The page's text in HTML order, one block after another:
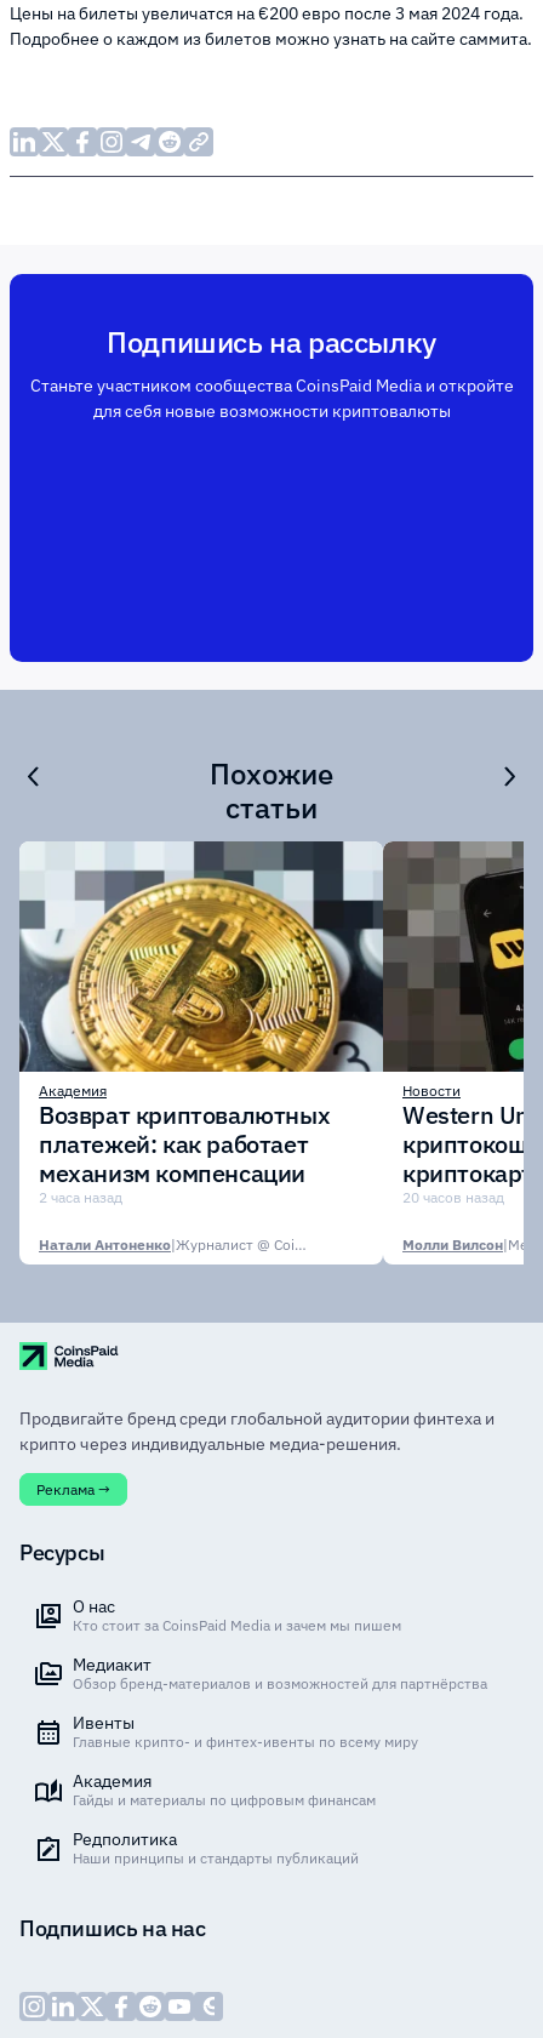
Цены на билеты увеличатся на €200 евро после 3 мая 2024 года.
Подробнее о каждом из билетов можно узнать на сайте саммита.
Подпишись на рассылку
Станьте участником сообщества CoinsPaid Media и откройте
для себя новые возможности криптовалюты
Похожие
статьи
Академия
Возврат криптовалютных
платежей: как работает
механизм компенсации
2 часа назад
Натали Антоненко| Журналист @ CoinsPaid Media
Новости
Western
20 часов назад
Молли Вилсон|
Продвигайте бренд среди глобальной аудитории финтеха и
крипто через индивидуальные медиа-решения.
Реклама →
Ресурсы
О нас
Кто стоит за CoinsPaid Media и зачем мы пишем
Медиакит
Обзор бренд-материалов и возможностей для партнёрства
Ивенты
Главные крипто- и финтех-ивенты по всему миру
Академия
Гайды и материалы по цифровым финансам
Редполитика
Наши принципы и стандарты публикаций
Подпишись на нас